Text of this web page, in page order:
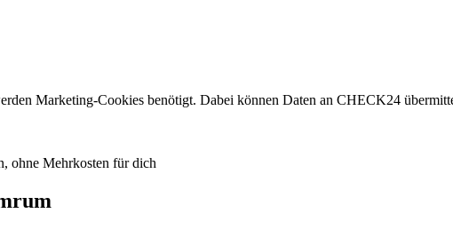
Marketing-Cookies benötigt. Dabei können Daten an CHECK24
ohne Mehrkosten für dich